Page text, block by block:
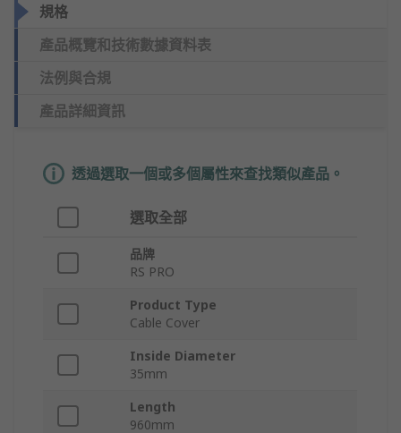
規格
產品概覽和技術數據資料表
法例與合規
產品詳細資訊
透過選取一個或多個屬性來查找類似產品。
選取全部
品牌
RS PRO
Product Type
Cable Cover
Inside Diameter
35mm
Length
960mm